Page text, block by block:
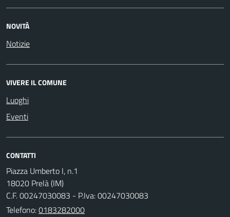
NOVITÀ
Notizie
VIVERE IL COMUNE
Luoghi
Eventi
CONTATTI
Piazza Umberto I, n.1
18020 Prelà (IM)
C.F. 00247030083 - P.Iva: 00247030083
Telefono:0183282000